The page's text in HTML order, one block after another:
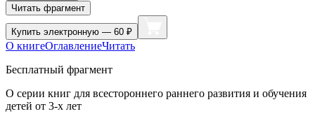
Читать фрагмент
Купить электронную — 60 ₽
О книгеОглавлениеЧитать
Бесплатный фрагмент
О серии книг для всестороннего раннего развития и обучения
детей от 3-х лет